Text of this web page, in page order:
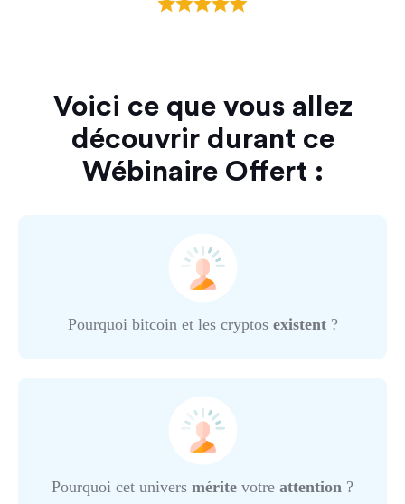
Voici ce que vous allez
découvrir durant ce
Wébinaire Offert :
Pourquoi bitcoin et les cryptos existent?
Pourquoi cet univers mérite votre attention ?